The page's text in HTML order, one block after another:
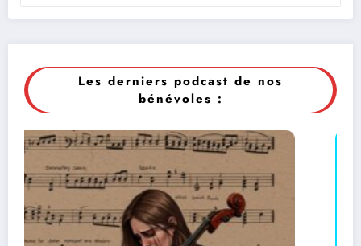
Les derniers podcast de nos
bénévoles :